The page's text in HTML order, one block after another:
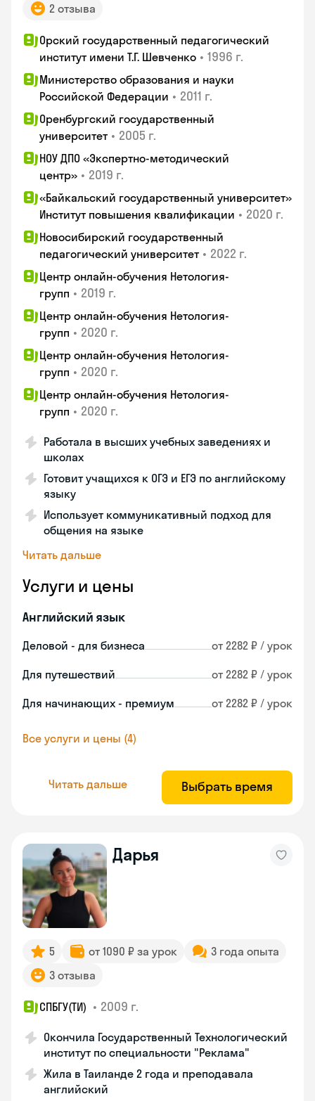
2 отзыва
Орский государственный педагогический
институт имени Т.Г. Шевченко • 1996 г.
Министерство образования и науки
Российской Федерации • 2011 г.
Оренбургский государственный
университет • 2005 г.
НОУ ДПО «Экспертно-методический
центр» • 2019 г.
«Байкальский государственный университет»
Институт повышения квалификации • 2020 г.
Новосибирский государственный
педагогический университет • 2022 г.
Центр онлайн-обучения Нетология-
групп • 2019 г.
Центр онлайн-обучения Нетология-
групп • 2020 г.
Центр онлайн-обучения Нетология-
групп • 2020 г.
Центр онлайн-обучения Нетология-
групп • 2020 г.
Работала в высших учебных заведениях и
школах
Готовит учащихся к ОГЭ и ЕГЭ по английскому
языку
Использует коммуникативный подход для
общения на языке
Читать дальше
Услуги и цены
Английский язык
Деловой - для бизнеса от 2282 ₽ / урок
Для путешествий от 2282 ₽ / урок
Для начинающих - премиум от 2282 ₽ / урок
Все услуги и цены (4)
Читать дальше Выбрать время
Дарья
5 от 1090 ₽ за урок
3 года опыта
3 отзыва
СПБГУ(ТИ) • 2009 г.
Окончила Государственный Технологический
институт по специальности "Реклама"
Жила в Таиланде 2 года и преподавала
английский